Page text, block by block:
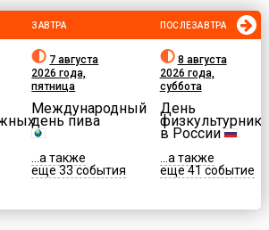
ЗАВТРА
7 августа
2026 года,
пятница
Международный
день пива
...а также
еще 33 события
ПОСЛЕЗАВТРА
8 августа
2026 года,
суббота
День
физкультурника
в России
...а также
еще 41 событие